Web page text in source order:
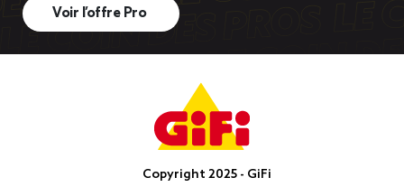
Voir l’offre Pro
Copyright 2025 - GiFi